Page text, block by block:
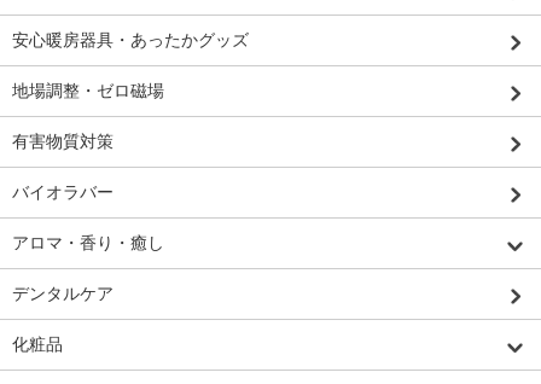
安心暖房器具・あったかグッズ
地場調整・ゼロ磁場
有害物質対策
バイオラバー
アロマ・香り・癒し
デンタルケア
化粧品